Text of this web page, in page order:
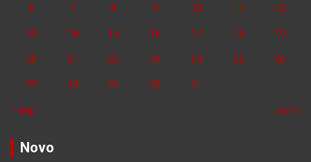
6 7 8 9 10 11 12
13 14 15 16 17 18 19
20 21 22 23 24 25 26
27 28 29 30 31
« sep nov »
Novo